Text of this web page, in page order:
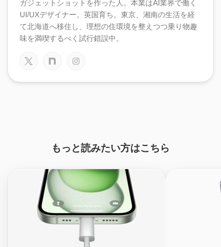
ガジェットショットを作った人。本業はAI業界で働く
UI/UXデザイナー。英国育ち。東京、湘南の生活を経
て北海道へ移住し、理想の住環境を整えつつ乗り物趣
味を満喫するべく試行錯誤中。
もっと読みたい方はこちら